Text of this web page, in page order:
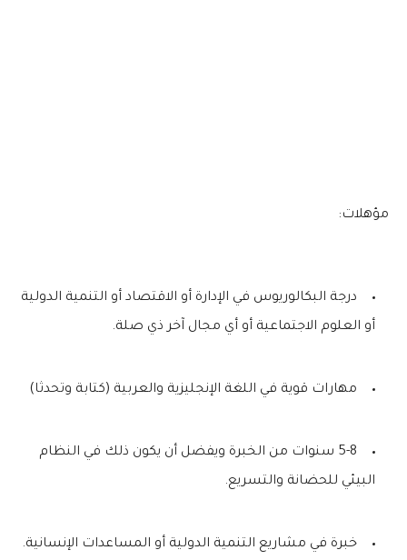
مؤهلات:
درجة البكالوريوس في الإدارة أو الاقتصاد أو التنمية الدولية
أو العلوم الاجتماعية أو أي مجال آخر ذي صلة.
مهارات قوية في اللغة الإنجليزية والعربية (كتابة وتحدثا)
5-8 سنوات من الخبرة ويفضل أن يكون ذلك في النظام
البيئي للحضانة والتسريع.
خبرة في مشاريع التنمية الدولية أو المساعدات الإنسانية.